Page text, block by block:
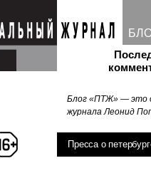
Блог «ПТЖ» — это
журнала Леонид
Пресса о